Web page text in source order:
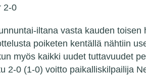
2-0
iltana vasta kauden toisen
poiketen kentällä nähtiin
myös kaikki uudet tuttavuudet
2-0 (1-0) voitto paikalliskilpailija